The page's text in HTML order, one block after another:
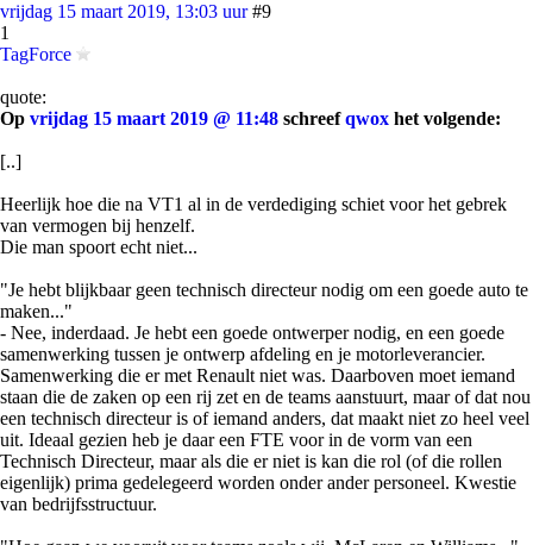
vrijdag 15 maart 2019, 13:03 uur #9
1
TagForce
quote:
Op vrijdag 15 maart 2019 @ 11:48 schreefqwox het volgende:
[..]
Heerlijk hoe die na VT1 al in de verdediging schiet voor het gebrek
van vermogen bij henzelf.
Die man spoort echt niet...
"Je hebt blijkbaar geen technisch directeur nodig om een goede auto te
maken..."
- Nee, inderdaad. Je hebt een goede ontwerper nodig, en een goede
samenwerking tussen je ontwerp afdeling en je motorleverancier.
Samenwerking die er met Renault niet was. Daarboven moet iemand
staan die de zaken op een rij zet en de teams aanstuurt, maar of dat nou
een technisch directeur is of iemand anders, dat maakt niet zo heel veel
uit. Ideaal gezien heb je daar een FTE voor in de vorm van een
Technisch Directeur, maar als die er niet is kan die rol (of die rollen
eigenlijk) prima gedelegeerd worden onder ander personeel. Kwestie
van bedrijfsstructuur.